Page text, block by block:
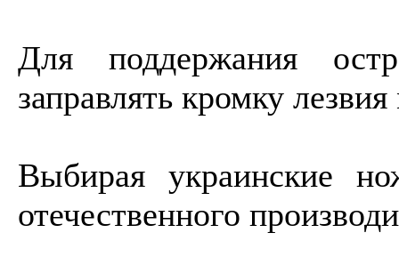
Для поддержания
заправлять кромку
Выбирая украинские
отечественного